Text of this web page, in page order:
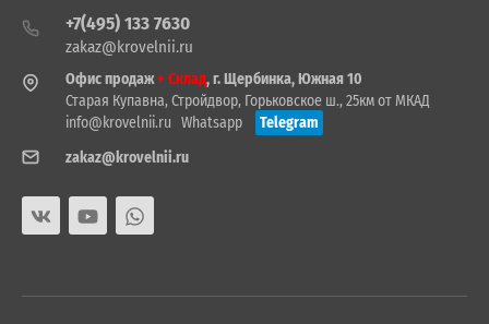
+7(495) 133 7630
zakaz@krovelnii.ru
Офис продаж+ Склад, г. Щербинка, Южная 10
Старая Купавна, Стройдвор, Горьковское ш., 25км от МКАД
info@krovelnii.ru Whatsapp
Telegram
zakaz@krovelnii.ru